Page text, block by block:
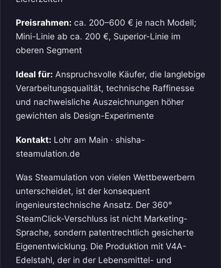
Preisrahmen: ca. 200–600 € je nach Modell;
Mini-Linie ab ca. 200 €, Superior-Linie im
oberen Segment
Ideal für: Anspruchsvolle Käufer, die langlebige
Verarbeitungsqualität, technische Raffinesse
und nachweisliche Auszeichnungen höher
gewichten als Design-Experimente
Kontakt: Lohr am Main · shisha-
steamulation.de
Was Steamulation von vielen Wettbewerbern
unterscheidet, ist der konsequent
ingenieurstechnische Ansatz. Der 360°
SteamClick-Verschluss ist nicht Marketing-
Sprache, sondern patentrechtlich gesicherte
Eigenentwicklung. Die Produktion mit V4A-
Edelstahl, der in der Lebensmittel- und